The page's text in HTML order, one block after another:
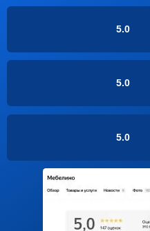
5.0
5.0
5.0